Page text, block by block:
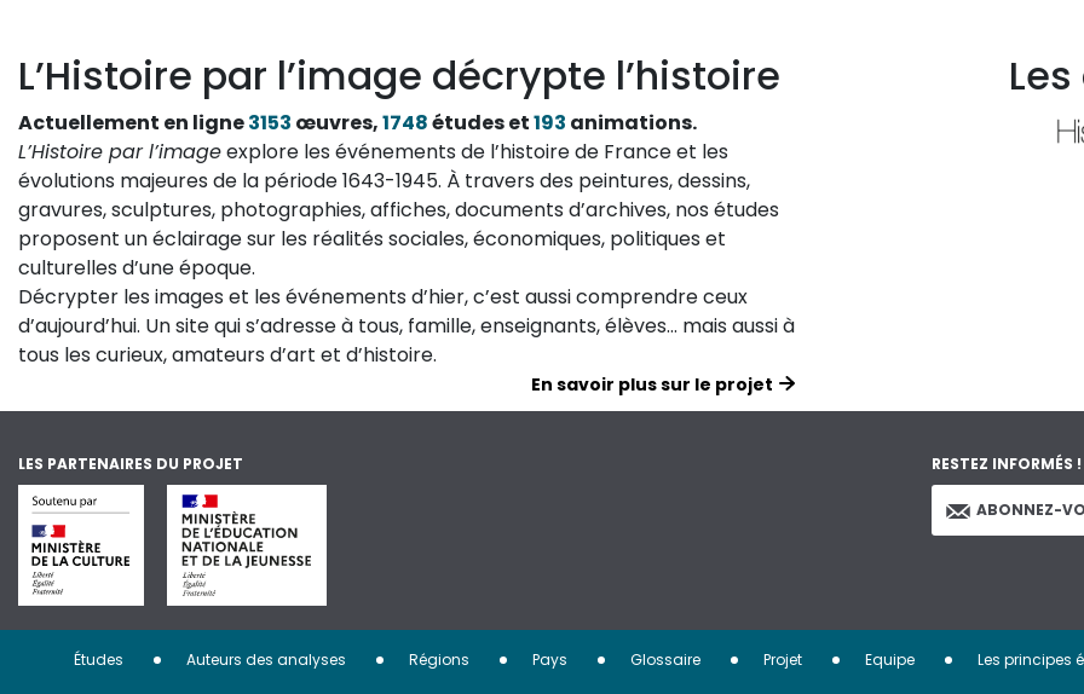
L’Histoire par l’image décrypte l’histoire
Actuellement en ligne3153 œuvres,1748études et193 animations.
L’Histoire par l’imageexplore les événements de l’histoire de France et les
évolutions majeures de la période 1643-1945. À travers des peintures, dessins,
gravures, sculptures, photographies, affiches, documents d’archives, nos études
proposent un éclairage sur les réalités sociales, économiques, politiques et
culturelles d’une époque.
Décrypter les images et les événements d’hier, c’est aussi comprendre ceux
d’aujourd’hui. Un site qui s’adresse à tous, famille, enseignants, élèves… mais aussi à
tous les curieux, amateurs d’art et d’histoire.
En savoir plus sur le projet
LES PARTENAIRES DU PROJET RESTEZ INFORMÉS !
ABONNEZ-
Menu
Études Auteurs des analyses Régions Pays Glossaire Projet Equipe Les principes